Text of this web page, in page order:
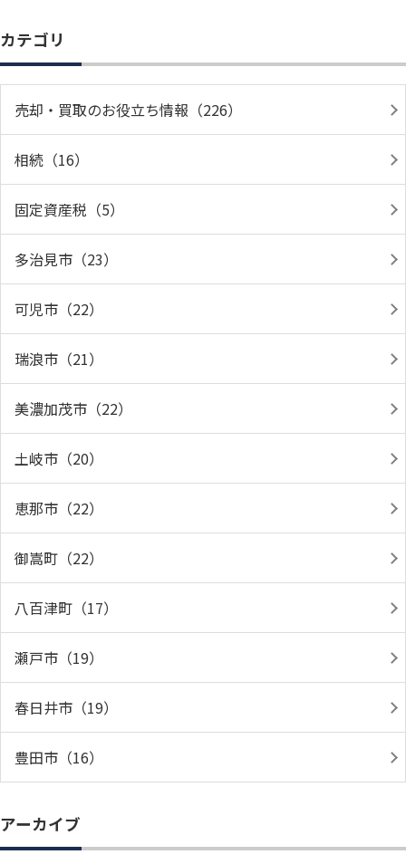
カテゴリ
売却・買取のお役立ち情報（226）
相続（16）
固定資産税（5）
多治見市（23）
可児市（22）
瑞浪市（21）
美濃加茂市（22）
土岐市（20）
恵那市（22）
御嵩町（22）
八百津町（17）
瀬戸市（19）
春日井市（19）
豊田市（16）
アーカイブ